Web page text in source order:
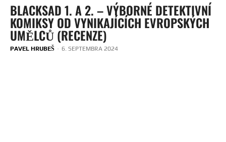
BLACKSAD 1. A 2. – VÝBORNÉ DETEKTIVNÍ
KOMIKSY OD VYNIKAJÍCÍCH EVROPSKÝCH
UMĚLCŮ (RECENZE)
PAVEL HRUBEŠ - 6. SEPTEMBRA 2024